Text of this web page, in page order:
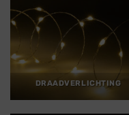
DRAADVERLICHTING